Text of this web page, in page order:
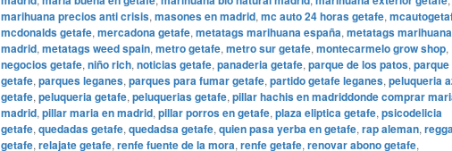
marihuana precios anti crisis, masones en madrid, mc auto 24 horas getafe,
mcdonalds getafe, mercadona getafe, metatags marihuana españa, metatags marihuana
madrid, metatags weed spain, metro getafe, metro sur getafe, montecarmelo grow shop,
negocios getafe, niño rich, noticias getafe, panaderia getafe, parque de los patos, parque
getafe, parques leganes, parques para fumar getafe, partido getafe leganes, peluqueria
getafe, peluqueria getafe, peluquerias getafe, pillar hachis en madriddonde comprar
madrid, pillar maria en madrid, pillar porros en getafe, plaza eliptica getafe, psicodelicia
getafe, quedadas getafe, quedadsa getafe, quien pasa yerba en getafe, rap aleman,
getafe, relajate getafe, renfe fuente de la mora, renfe getafe, renovar abono getafe,